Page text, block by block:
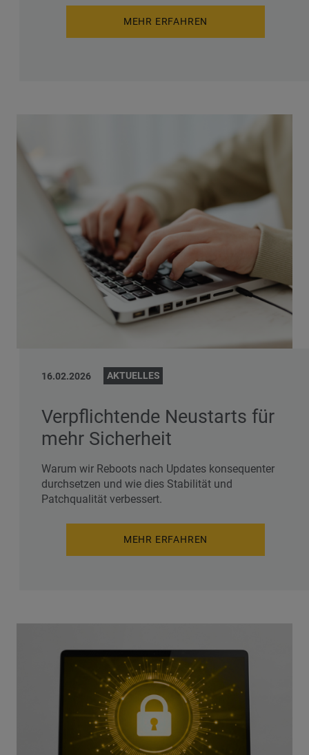
MEHR ERFAHREN
16.02.2026 AKTUELLES
Verpflichtende Neustarts für
mehr Sicherheit
Warum wir Reboots nach Updates konsequenter
durchsetzen und wie dies Stabilität und
Patchqualität verbessert.
MEHR ERFAHREN